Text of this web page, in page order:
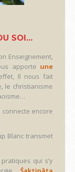
SOI…
Enseignement,
apporte une
Il nous fait
le christianisme
encore
Blanc transmet
qui s’y